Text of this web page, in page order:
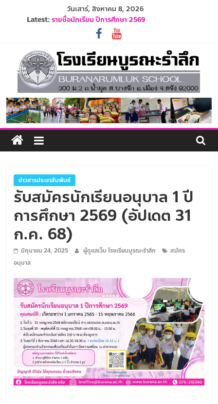
วันเสาร์, สิงหาคม 8, 2026
Latest: รายชื่อนักเรียน ปีการศึกษา 2569
ปฏิทินโรงเรียนบูรณะรำลึก ปีการศึกษา 2569
ประกาศรับสมัครครูและบุคลากร ปีการศึกษา 2569
ระเบียบการแต่งกายนักเรียน ปีการศึกษา 2569
รับสมัครนักเรียนอนุบาล 1 ปีการศึกษา 2570
โรงเรียน
บูรณะ
รำลึก
ปัญญา
วินัย
คุณธรรม
ค้ำจุน
สังคม
ข่าวสารประชาสัมพันธ์
รับสมัครนักเรียนอนุบาล 1 ปี
การศึกษา 2569 (อัปเดต 31
ก.ค. 68)
มิถุนายน 24, 2025 ผู้ดูแลเว็บ โรงเรียนบูรณะรำลึก
สมัคร
อนุบาล